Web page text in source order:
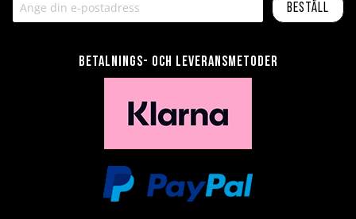
Beställ
Betalnings- och leveransmetoder